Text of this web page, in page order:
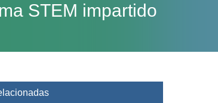
STEM impartido